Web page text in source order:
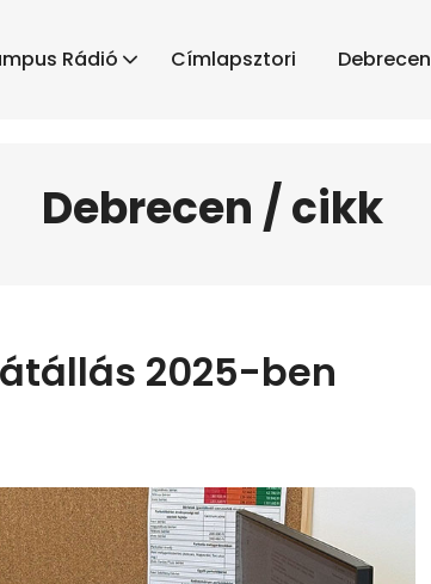
Rádió Címlapsztori Debrecen
Debrecen / cikk
2025-ben